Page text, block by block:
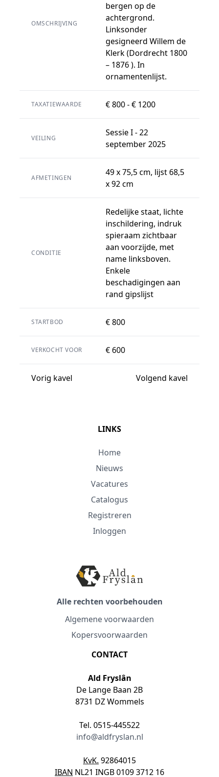
OMSCHRIJVING
bergen op de
achtergrond.
Linksonder
gesigneerd Willem de
Klerk (Dordrecht 1800
– 1876 ). In
ornamentenlijst.
TAXATIEWAARDE € 800 - € 1200
VEILING
Sessie I - 22
september 2025
AFMETINGEN
49 x 75,5 cm, lijst 68,5
x 92 cm
CONDITIE
Redelijke staat, lichte
inschildering, indruk
spieraam zichtbaar
aan voorzijde, met
name linksboven.
Enkele
beschadigingen aan
rand gipslijst
STARTBOD € 800
VERKOCHT VOOR € 600
Vorig kavel Volgend kavel
LINKS
Home
Nieuws
Vacatures
Catalogus
Registreren
Inloggen
Alle rechten voorbehouden
Algemene voorwaarden
Kopersvoorwaarden
CONTACT
Ald Fryslân
De Lange Baan 2B
8731 DZ Wommels
Tel. 0515-445522
info@aldfryslan.nl
KvK. 92864015
IBAN NL21 INGB 0109 3712 16